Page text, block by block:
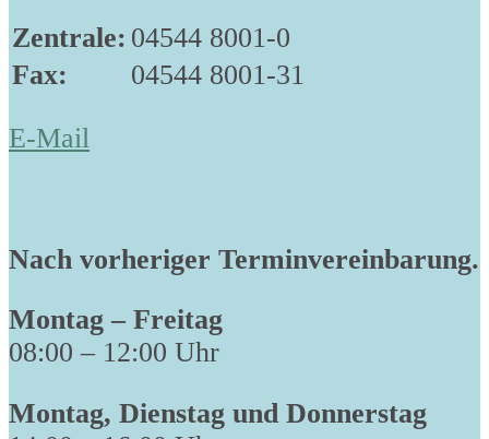
Zentrale: 04544 8001-0
Fax:
04544 8001-31
E-Mail
Nach vorheriger Terminvereinbarung.
Montag – Freitag
08:00 – 12:00 Uhr
Montag, Dienstag und Donnerstag